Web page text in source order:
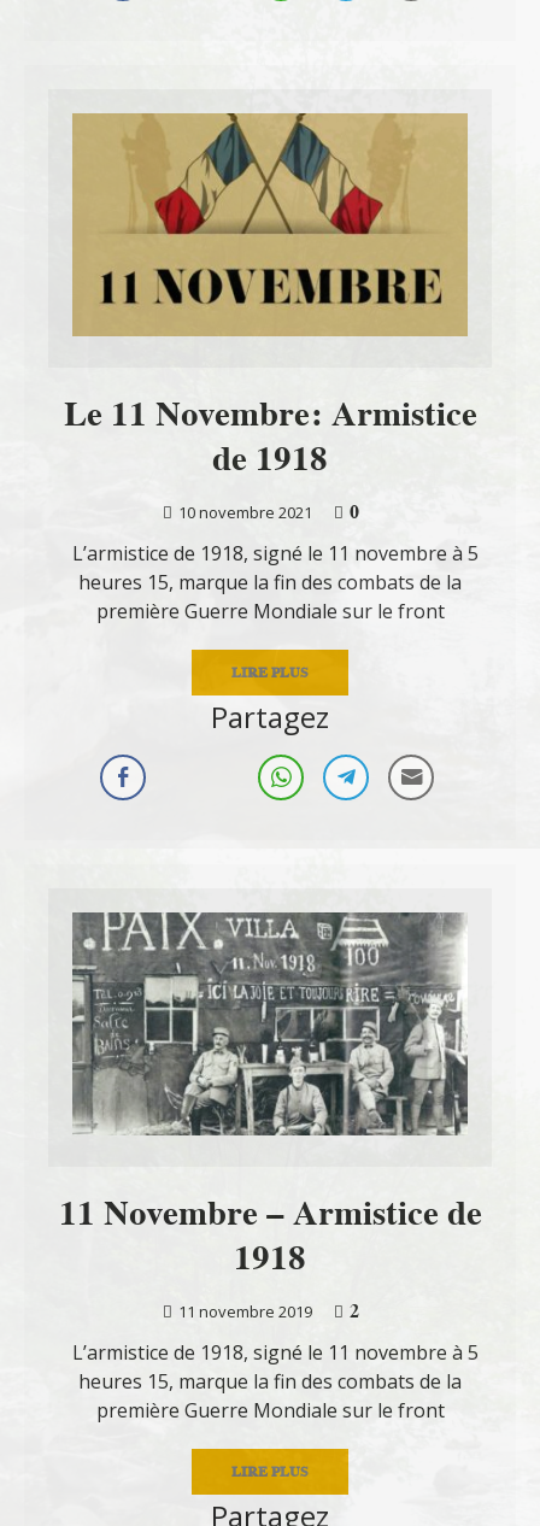
Le 11 Novembre: Armistice
de 1918
10 novembre 2021
0
L’armistice de 1918, signé le 11 novembre à 5
heures 15, marque la fin des combats de la
première Guerre Mondiale sur le front
LIRE PLUS
Partagez
11 Novembre – Armistice de
1918
11 novembre 2019
2
L’armistice de 1918, signé le 11 novembre à 5
heures 15, marque la fin des combats de la
première Guerre Mondiale sur le front
LIRE PLUS
Partagez